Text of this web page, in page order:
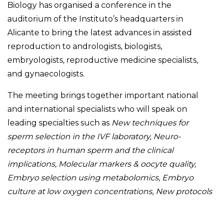
Biology has organised a conference in the
auditorium of the Instituto’s headquarters in
Alicante to bring the latest advances in assisted
reproduction to andrologists, biologists,
embryologists, reproductive medicine specialists,
and gynaecologists.
The meeting brings together important national
and international specialists who will speak on
leading specialties such as New techniques for
sperm selection in the IVF laboratory, Neuro-
receptors in human sperm and the clinical
implications, Molecular markers & oocyte quality,
Embryo selection using metabolomics, Embryo
culture at low oxygen concentrations, New protocols